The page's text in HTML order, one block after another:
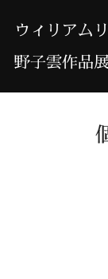
ウィリアム
野子雲作品展